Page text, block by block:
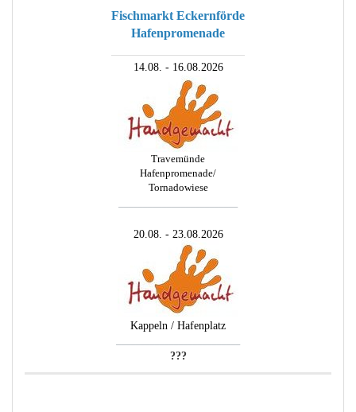
Fischmarkt Eckernförde
Hafenpromenade
14.08. - 16.08.2026
Travemünde
Hafenpromenade/
Tornadowiese
20.08. - 23.08.2026
Kappeln / Hafenplatz
???